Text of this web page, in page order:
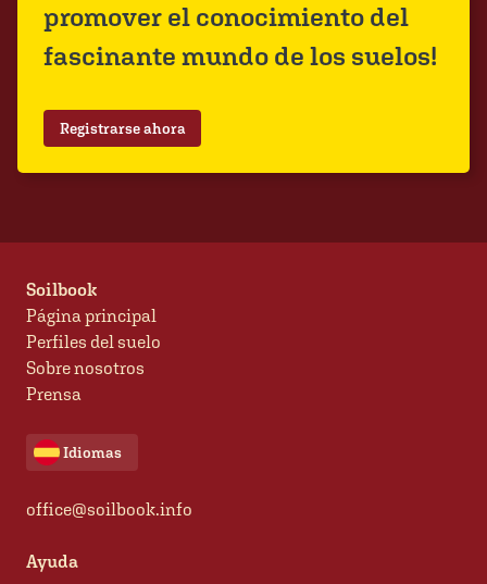
promover el conocimiento del
fascinante mundo de los suelos!
Registrarse ahora
Soilbook
Página principal
Perfiles del suelo
Sobre nosotros
Prensa
Idiomas
office@soilbook.info
Ayuda